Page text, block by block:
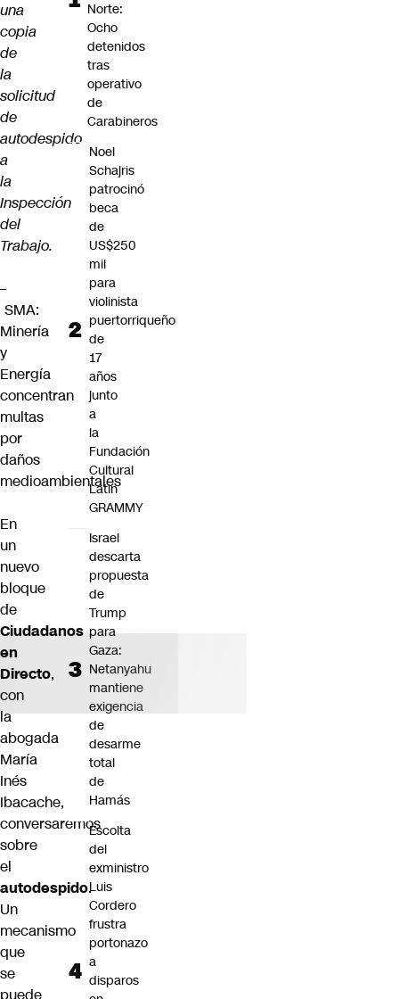
una
copia
de
la
solicitud
de
autodespido
a
la
Inspección
del
Trabajo.
–
SMA:
Minería
y
Energía
concentran
multas
por
daños
medioambientales
En
un
nuevo
bloque
de
Ciudadanos
en
Directo,
con
la
abogada
María
Inés
Ibacache,
conversaremos
sobre
el
autodespido.
Un
mecanismo
que
se
puede
Norte:
Ocho
detenidos
tras
operativo
de
Carabineros
Noel
Schajris
patrocinó
beca
de
US$250
mil
para
violinista
puertorriqueño
de
17
años
junto
a
la
Fundación
Cultural
Latin
GRAMMY
Israel
descarta
propuesta
de
Trump
para
Gaza:
Netanyahu
mantiene
exigencia
de
desarme
total
de
Hamás
Escolta
del
exministro
Luis
Cordero
frustra
portonazo
a
disparos